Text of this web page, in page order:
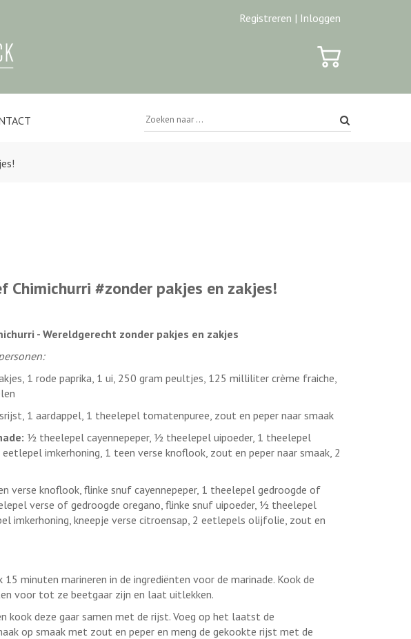
Registreren | Inloggen
Chimichurri #zonder pakjes en zakjes!
- Wereldgerecht zonder pakjes en zakjes
1 rode paprika, 1 ui, 250 gram peultjes, 125 milliliter crème fraiche,
1 aardappel, 1 theelepel tomatenpuree, zout en peper naar smaak
½ theelepel cayennepeper, ½ theelepel uipoeder, 1 theelepel
imkerhoning, 1 teen verse knoflook, zout en peper naar smaak, 2
verse knoflook, flinke snuf cayennepeper, 1 theelepel gedroogde of
verse of gedroogde oregano, flinke snuf uipoeder, ½ theelepel
imkerhoning, kneepje verse citroensap, 2 eetlepels olijfolie, zout en
minuten marineren in de ingrediënten voor de marinade. Kook de
voor tot ze beetgaar zijn en laat uitlekken.
kook deze gaar samen met de rijst. Voeg op het laatst de
op smaak met zout en peper en meng de gekookte rijst met de